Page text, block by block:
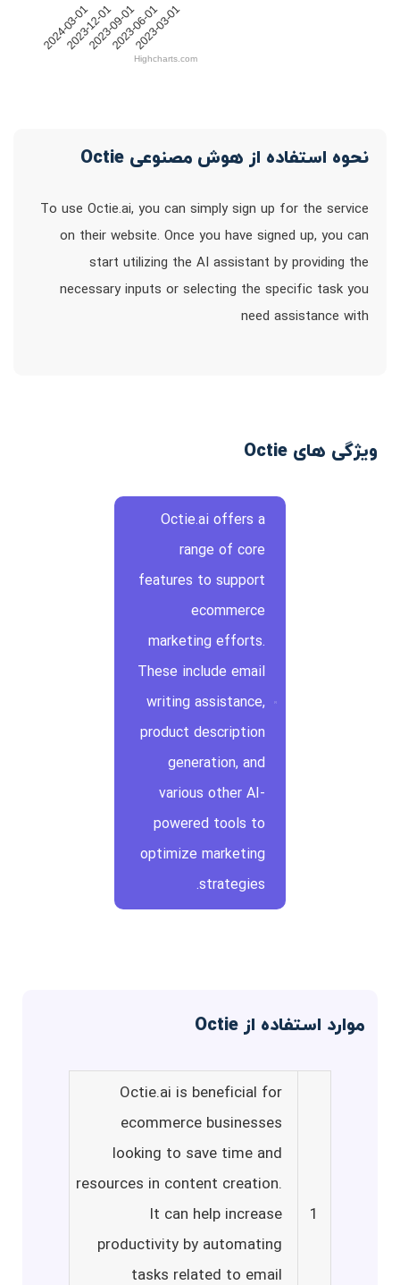
2024-03-01
2023-12-01
2023-09-01
2023-06-01
2023-03-01
Highcharts.com
نحوه استفاده از هوش مصنوعی Octie
To use Octie.ai, you can simply sign up for the service
on their website. Once you have signed up, you can
start utilizing the AI assistant by providing the
necessary inputs or selecting the specific task you
need assistance with
ویژگی های Octie
Octie.ai offers a
range of core
features to support
ecommerce
marketing efforts.
These include email
writing assistance,
product description
generation, and
various other AI-
powered tools to
optimize marketing
strategies.
موارد استفاده از Octie
1
Octie.ai is beneficial for
ecommerce businesses
looking to save time and
resources in content creation.
It can help increase
productivity by automating
tasks related to email